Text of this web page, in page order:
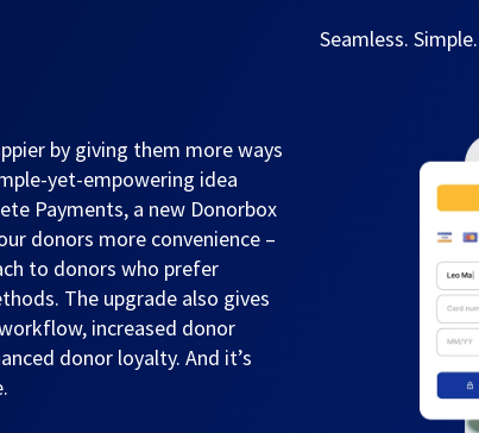
Seamless.
by giving them more ways
yet-empowering idea
Payments, a new Donorbox
donors more convenience –
to donors who prefer
The upgrade also gives
increased donor
donor loyalty. And it’s